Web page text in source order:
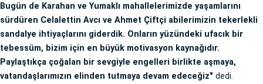
Bugün de Karahan ve Yumaklı mahallelerimizde yaşamlarını
sürdüren Celalettin Avcı ve Ahmet Çiftçi abilerimizin tekerlekli
sandalye ihtiyaçlarını giderdik. Onların yüzündeki ufacık bir
tebessüm, bizim için en büyük motivasyon kaynağıdır.
Paylaştıkça çoğalan bir sevgiyle engelleri birlikte aşmaya,
vatandaşlarımızın elinden tutmaya devam edeceğiz" dedi.